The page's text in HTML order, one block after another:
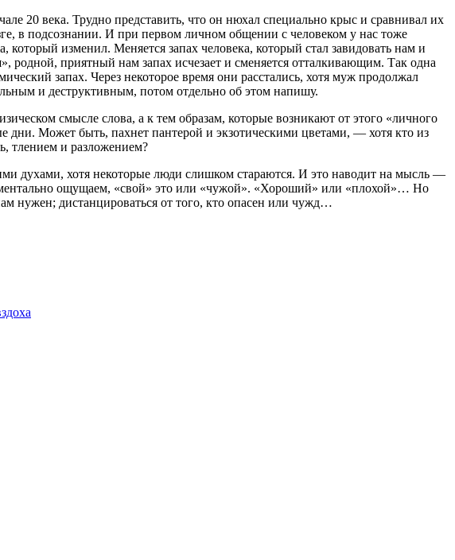
20 века. Трудно представить, что он нюхал специально крыс и сравнивал их
в подсознании. И при первом личном общении с человеком у нас тоже
изменил. Меняется запах человека, который стал завидовать нам и
родной, приятный нам запах исчезает и сменяется отталкивающим. Так одна
запах. Через некоторое время они расстались, хотя муж продолжал
и деструктивным, потом отдельно об этом напишу.
смысле слова, а к тем образам, которые возникают от этого «личного
дни. Может быть, пахнет пантерой и экзотическими цветами, — хотя кто из
тлением и разложением?
духами, хотя некоторые люди слишком стараются. И это наводит на мысль —
ощущаем, «свой» это или «чужой». «Хороший» или «плохой»… Но
нужен; дистанцироваться от того, кто опасен или чужд…